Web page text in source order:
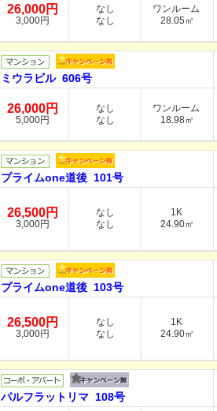
26,000円
3,000円
なし
なし
ワンルーム
28.05㎡
ミウラビル 606号
26,000円
5,000円
なし
なし
ワンルーム
18.98㎡
プライムone道後 101号
26,500円
3,000円
なし
なし
1K
24.90㎡
プライムone道後 103号
26,500円
3,000円
なし
なし
1K
24.90㎡
パルフラットリマ 108号